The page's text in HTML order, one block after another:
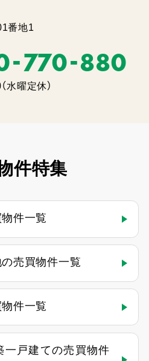
番地1
-770-880
水曜定休）
件特集
件一覧
売買物件一覧
件一覧
一戸建ての売買物件